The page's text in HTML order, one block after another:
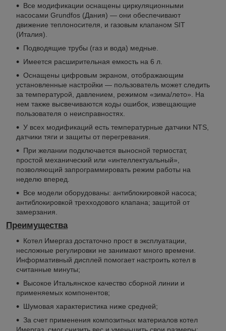
Все модификации оснащены циркуляционными
насосами Grundfos (Дания) — они обеспечивают
движение теплоносителя, и газовым клапаном SIT
(Италия).
Подводящие трубы (газ и вода) медные.
Имеется расширительная емкость на 6 л.
Оснащены цифровым экраном, отображающим
установленные настройки — пользователь может следить
за температурой, давлением, режимом «зима/лето». На
нем также высвечиваются коды ошибок, извещающие
пользователя о неисправностях.
У всех модификаций есть температурные датчики NTS,
датчики тяги и защиты от перегревания.
При желании подключается выносной термостат,
простой механический или «интеллектуальный»,
позволяющий запрограммировать режим работы на
неделю вперед.
Все модели оборудованы: антиблокировкой насоса;
антиблокировкой трехходового клапана; защитой от
замерзания.
Преимущества
Котел Имергаз достаточно прост в эксплуатации,
несложные регулировки не занимают много времени.
Информативный дисплей помогает настроить котел в
считанные минуты;
Высокое Итальянское качество сборной линии и
применяемых компонентов;
Шумовая характеристика ниже средней;
За счет применения композитных материалов котел